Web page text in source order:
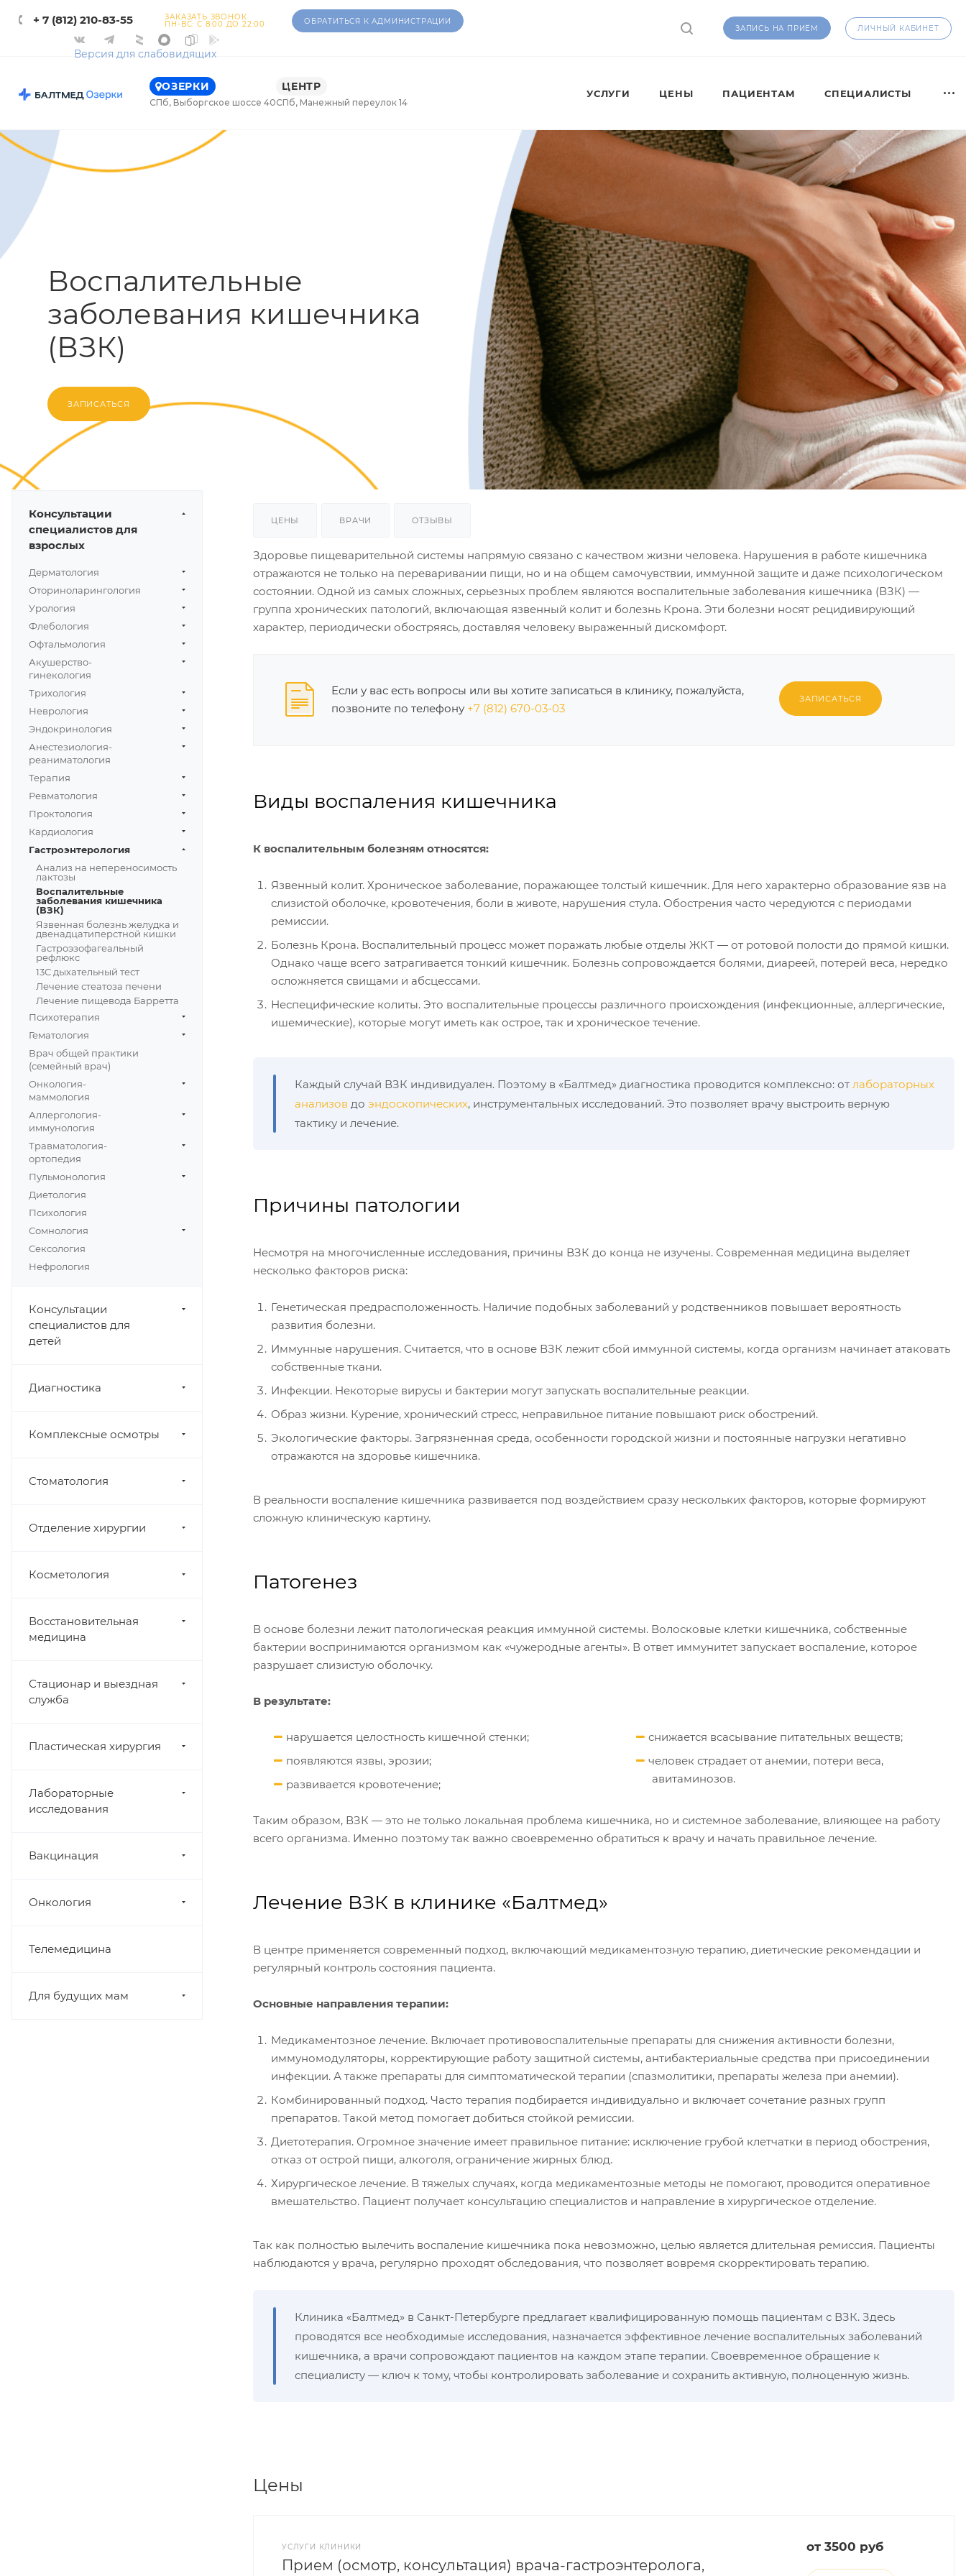
+ 7 (812) 210-83-55 ЗАКАЗАТЬ ЗВОНОК
ПН-ВС: С 8:00 ДО 22:00 ОБРАТИТЬСЯ К АДМИНИСТРАЦИИ
Версия для слабовидящих
ЗАПИСЬ НА ПРИЁМ ЛИЧНЫЙ КАБИНЕТ
ОЗЕРКИ
СПб, Выборгское шоссе 40
ЦЕНТР
СПб, Манежный переулок 14
УСЛУГИ ЦЕНЫ ПАЦИЕНТАМ СПЕЦИАЛИСТЫ
Воспалительные
заболевания кишечника
(ВЗК)
ЗАПИСАТЬСЯ
Консультации
специалистов для
взрослых
Дерматология
Оториноларингология
Урология
Флебология
Офтальмология
Акушерство-
гинекология
Трихология
Неврология
Эндокринология
Анестезиология-
реаниматология
Терапия
Ревматология
Проктология
Кардиология
Гастроэнтерология
Анализ на непереносимость
лактозы
Воспалительные
заболевания кишечника
(ВЗК)
Язвенная болезнь желудка и
двенадцатиперстной кишки
Гастроэзофагеальный
рефлюкс
13С дыхательный тест
Лечение стеатоза печени
Лечение пищевода Барретта
Психотерапия
Гематология
Врач общей практики
(семейный врач)
Онкология-
маммология
Аллергология-
иммунология
Травматология-
ортопедия
Пульмонология
Диетология
Психология
Сомнология
Сексология
Нефрология
Консультации
специалистов для
детей
Диагностика
Комплексные осмотры
Стоматология
Отделение хирургии
Косметология
Восстановительная
медицина
Стационар и выездная
служба
Пластическая хирургия
Лабораторные
исследования
Вакцинация
Онкология
Телемедицина
Для будущих мам
ЦЕНЫ ВРАЧИ ОТЗЫВЫ
Здоровье пищеварительной системы напрямую связано с качеством жизни человека. Нарушения в работе кишечника
отражаются не только на переваривании пищи, но и на общем самочувствии, иммунной защите и даже психологическом
состоянии. Одной из самых сложных, серьезных проблем являются воспалительные заболевания кишечника (ВЗК) —
группа хронических патологий, включающая язвенный колит и болезнь Крона. Эти болезни носят рецидивирующий
характер, периодически обостряясь, доставляя человеку выраженный дискомфорт.
Если у вас есть вопросы или вы хотите записаться в клинику, пожалуйста,
позвоните по телефону +7 (812) 670-03-03
ЗАПИСАТЬСЯ
Виды воспаления кишечника
К воспалительным болезням относятся:
Язвенный колит. Хроническое заболевание, поражающее толстый кишечник. Для него характерно образование язв на
слизистой оболочке, кровотечения, боли в животе, нарушения стула. Обострения часто чередуются с периодами
ремиссии.
Болезнь Крона. Воспалительный процесс может поражать любые отделы ЖКТ — от ротовой полости до прямой кишки.
Однако чаще всего затрагивается тонкий кишечник. Болезнь сопровождается болями, диареей, потерей веса, нередко
осложняется свищами и абсцессами.
Неспецифические колиты. Это воспалительные процессы различного происхождения (инфекционные, аллергические,
ишемические), которые могут иметь как острое, так и хроническое течение.
Каждый случай ВЗК индивидуален. Поэтому в «Балтмед» диагностика проводится комплексно: от лабораторных
анализов до эндоскопических, инструментальных исследований. Это позволяет врачу выстроить верную
тактику и лечение.
Причины патологии
Несмотря на многочисленные исследования, причины ВЗК до конца не изучены. Современная медицина выделяет
несколько факторов риска:
Генетическая предрасположенность. Наличие подобных заболеваний у родственников повышает вероятность
развития болезни.
Иммунные нарушения. Считается, что в основе ВЗК лежит сбой иммунной системы, когда организм начинает атаковать
собственные ткани.
Инфекции. Некоторые вирусы и бактерии могут запускать воспалительные реакции.
Образ жизни. Курение, хронический стресс, неправильное питание повышают риск обострений.
Экологические факторы. Загрязненная среда, особенности городской жизни и постоянные нагрузки негативно
отражаются на здоровье кишечника.
В реальности воспаление кишечника развивается под воздействием сразу нескольких факторов, которые формируют
сложную клиническую картину.
Патогенез
В основе болезни лежит патологическая реакция иммунной системы. Волосковые клетки кишечника, собственные
бактерии воспринимаются организмом как «чужеродные агенты». В ответ иммунитет запускает воспаление, которое
разрушает слизистую оболочку.
В результате:
нарушается целостность кишечной стенки;
появляются язвы, эрозии;
развивается кровотечение;
снижается всасывание питательных веществ;
человек страдает от анемии, потери веса,
авитаминозов.
Таким образом, ВЗК — это не только локальная проблема кишечника, но и системное заболевание, влияющее на работу
всего организма. Именно поэтому так важно своевременно обратиться к врачу и начать правильное лечение.
Лечение ВЗК в клинике «Балтмед»
В центре применяется современный подход, включающий медикаментозную терапию, диетические рекомендации и
регулярный контроль состояния пациента.
Основные направления терапии:
Медикаментозное лечение. Включает противовоспалительные препараты для снижения активности болезни,
иммуномодуляторы, корректирующие работу защитной системы, антибактериальные средства при присоединении
инфекции. А также препараты для симптоматической терапии (спазмолитики, препараты железа при анемии).
Комбинированный подход. Часто терапия подбирается индивидуально и включает сочетание разных групп
препаратов. Такой метод помогает добиться стойкой ремиссии.
Диетотерапия. Огромное значение имеет правильное питание: исключение грубой клетчатки в период обострения,
отказ от острой пищи, алкоголя, ограничение жирных блюд.
Хирургическое лечение. В тяжелых случаях, когда медикаментозные методы не помогают, проводится оперативное
вмешательство. Пациент получает консультацию специалистов и направление в хирургическое отделение.
Так как полностью вылечить воспаление кишечника пока невозможно, целью является длительная ремиссия. Пациенты
наблюдаются у врача, регулярно проходят обследования, что позволяет вовремя скорректировать терапию.
Клиника «Балтмед» в Санкт-Петербурге предлагает квалифицированную помощь пациентам с ВЗК. Здесь
проводятся все необходимые исследования, назначается эффективное лечение воспалительных заболеваний
кишечника, а врачи сопровождают пациентов на каждом этапе терапии. Своевременное обращение к
специалисту — ключ к тому, чтобы контролировать заболевание и сохранить активную, полноценную жизнь.
Цены
УСЛУГИ КЛИНИКИ
Прием (осмотр, консультация) врача-гастроэнтеролога,
от 3500 руб